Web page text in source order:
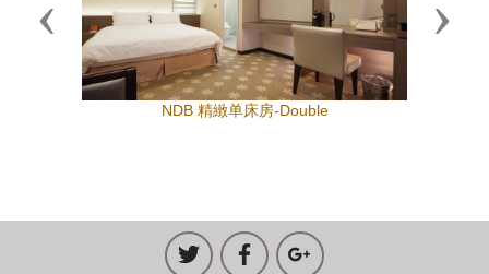
NDB 精緻单床房-Double
Previous Next